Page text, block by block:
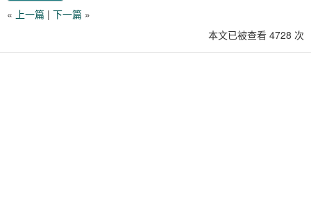
« 上一篇 | 下一篇 »
本文已被查看 4728 次